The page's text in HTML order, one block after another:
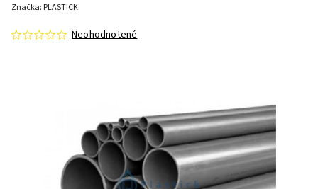
Neohodnotené
Značka: PLASTICK